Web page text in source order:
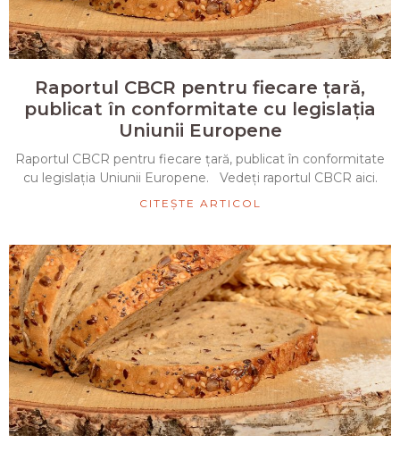
Raportul CBCR pentru fiecare țară,
publicat în conformitate cu legislația
Uniunii Europene
Raportul CBCR pentru fiecare țară, publicat în conformitate
cu legislația Uniunii Europene. Vedeți raportul CBCR aici.
CITEȘTE ARTICOL